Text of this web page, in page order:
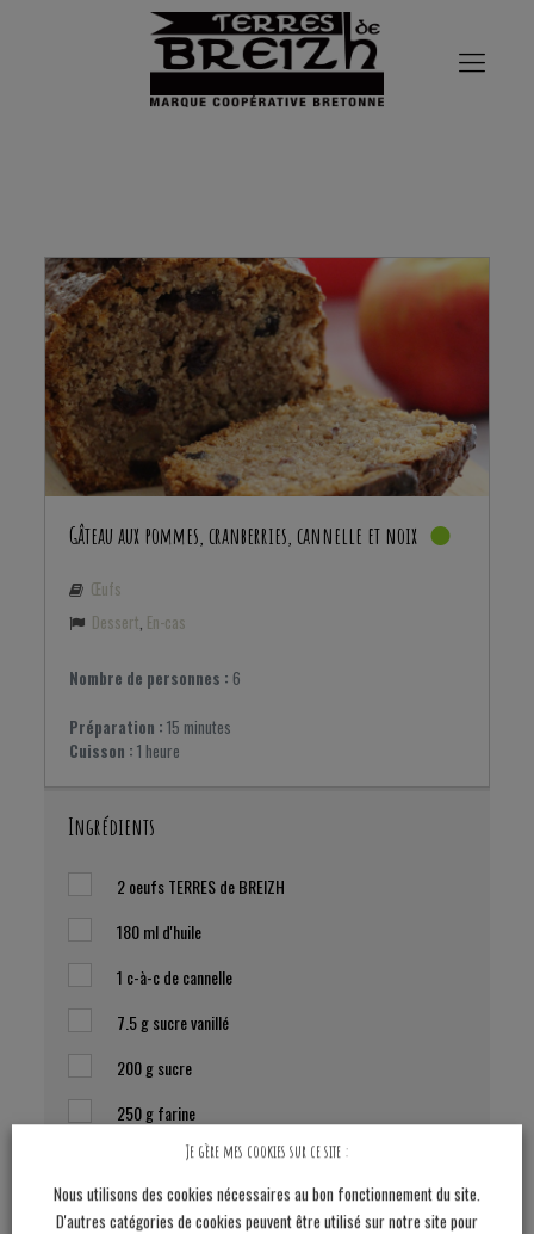
Gâteau aux pommes, cranberries, cannelle et noix
Œufs
Dessert, En-cas
Nombre de personnes : 6
Préparation : 15 minutes
Cuisson : 1 heure
Ingrédients
2oeufs TERRES de BREIZH
180 mld'huile
1 c-à-c de cannelle
7.5 g sucre vanillé
200 gsucre
250 gfarine
2c-à-c de levure chimique
Je gère mes cookies sur ce site :
Nous utilisons des cookies nécessaires au bon fonctionnement du site.
D'autres catégories de cookies peuvent être utilisé sur notre site pour